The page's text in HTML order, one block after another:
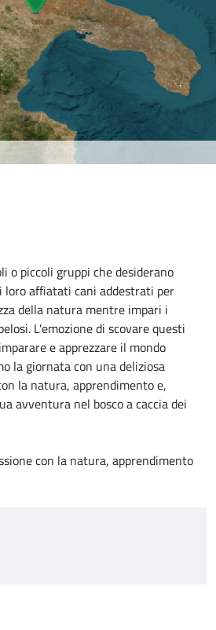
o piccoli gruppi che desiderano
affiatati cani addestrati per
della natura mentre impari i
L'emozione di scovare questi
e apprezzare il mondo
la giornata con una deliziosa
la natura, apprendimento e,
avventura nel bosco a caccia dei
con la natura, apprendimento